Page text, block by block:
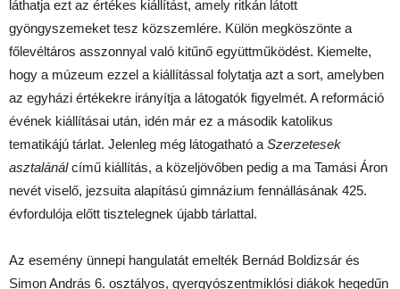
láthatja ezt az értékes kiállítást, amely ritkán látott
gyöngyszemeket tesz közszemlére. Külön megköszönte a
főlevéltáros asszonnyal való kitűnő együttműködést. Kiemelte,
hogy a múzeum ezzel a kiállítással folytatja azt a sort, amelyben
az egyházi értékekre irányítja a látogatók figyelmét. A reformáció
évének kiállításai után, idén már ez a második katolikus
tematikájú tárlat. Jelenleg még látogatható a Szerzetesek
asztalánálcímű kiállítás, a közeljövőben pedig a ma Tamási Áron
nevét viselő, jezsuita alapítású gimnázium fennállásának 425.
évfordulója előtt tisztelegnek újabb tárlattal.
Az esemény ünnepi hangulatát emelték Bernád Boldizsár és
Simon András 6. osztályos, gyergyószentmiklósi diákok hegedűn